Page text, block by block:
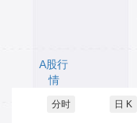
A股行
情
分时 日 K